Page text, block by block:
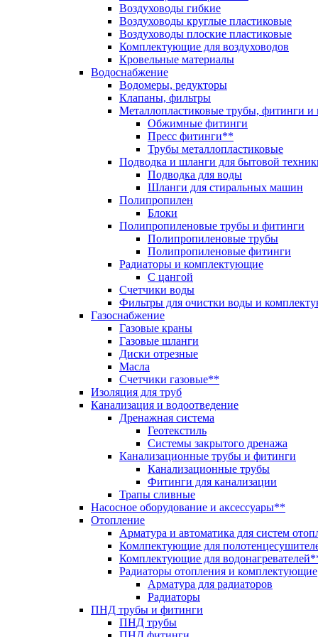
Воздуховоды гибкие
Воздуховоды круглые пластиковые
Воздуховоды плоские пластиковые
Комплектующие для воздуховодов
Кровельные материалы
Водоснабжение
Водомеры, редукторы
Клапаны, фильтры
Металлопластиковые трубы, фитинги
Обжимные фитинги
Пресс фитинги**
Трубы металлопластиковые
Подводка и шланги для бытовой
Подводка для воды
Шланги для стиральных машин
Полипропилен
Блоки
Полипропиленовые трубы и фитинги
Полипропиленовые трубы
Полипропиленовые фитинги
Радиаторы и комплектующие
С цангой
Счетчики воды
Фильтры для очистки воды и
Газоснабжение
Газовые краны
Газовые шланги
Диски отрезные
Масла
Счетчики газовые**
Изоляция для труб
Канализация и водоотведение
Дренажная система
Геотекстиль
Системы закрытого дренажа
Канализационные трубы и фитинги
Канализационные трубы
Фитинги для канализации
Трапы сливные
Насосное оборудование и аксессуары**
Отопление
Арматура и автоматика для систем
Комлпектующие для
Комплектующие для
Радиаторы отопления и комплектующие
Арматура для радиаторов
Радиаторы
ПНД трубы и фитинги
ПНД трубы